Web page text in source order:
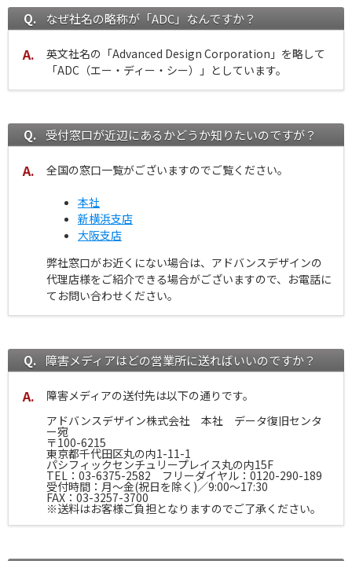
なぜ社名の略称が「ADC」なんですか？
英文社名の「Advanced Design Corporation」を略して
「ADC（エー・ディー・シー）」としています。
受付窓口が近辺にあるかどうか知りたいのですが？
全国の窓口一覧がございますのでご覧ください。
本社
新横浜支店
大阪支店
弊社窓口がお近くにない場合は、アドバンスデザインの
代理店様をご紹介できる場合がございますので、お電話に
てお問い合わせください。
障害メディアはどの営業所に送ればいいのですか？
障害メディアの送付先は以下の通りです。
アドバンスデザイン株式会社 本社 データ復旧センタ
ー宛
〒100-6215
東京都千代田区丸の内1-11-1
パシフィックセンチュリープレイス丸の内15F
TEL：03-6375-2582 フリーダイヤル：0120-290-189
受付時間：月～金(祝日を除く)／9:00～17:30
FAX：03-3257-3700
※送料はお客様ご負担となりますのでご了承ください。